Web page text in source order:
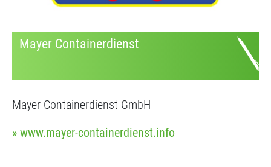
Mayer Containerdienst
Mayer Containerdienst GmbH
» www.mayer-containerdienst.info